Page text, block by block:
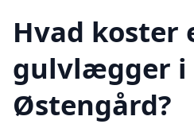
Hvad koster
gulvlægger i
Østengård?